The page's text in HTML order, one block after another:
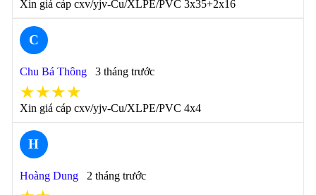
Xin giá cáp cxv/yjv-Cu/XLPE/PVC 3x35+2x16
C
Chu Bá Thông 3 tháng trước
★★★★
Xin giá cáp cxv/yjv-Cu/XLPE/PVC 4x4
H
Hoàng Dung 2 tháng trước